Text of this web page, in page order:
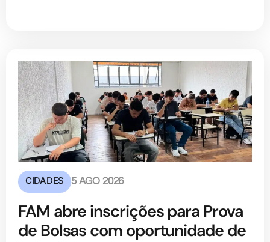
CIDADES 5 AGO 2026
FAM abre inscrições para Prova
de Bolsas com oportunidade de